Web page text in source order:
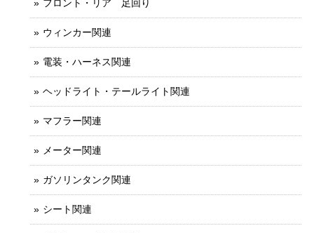
フロント・リア 足回り
ウィンカー関連
電装・ハーネス関連
ヘッドライト・テールライト関連
マフラー関連
メーター関連
ガソリンタンク関連
シート関連